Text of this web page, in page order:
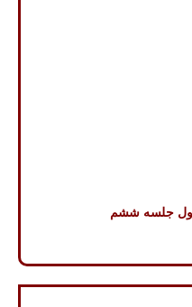
جلسه ششم